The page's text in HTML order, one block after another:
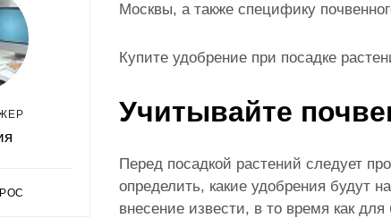
Москвы, а также специфику
Купите удобрение при посадке
Учитывайте
Перед посадкой растений следует
определить, какие удобрения будут
внесение извести, в то время как